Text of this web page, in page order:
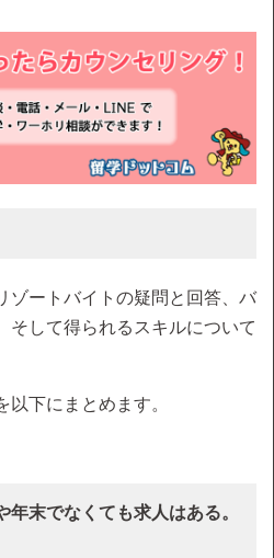
ゾートバイトの疑問と回答、バ
そして得られるスキルについて
下にまとめます。
年末でなくても求人はある。